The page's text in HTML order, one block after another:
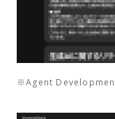
※Agent Development